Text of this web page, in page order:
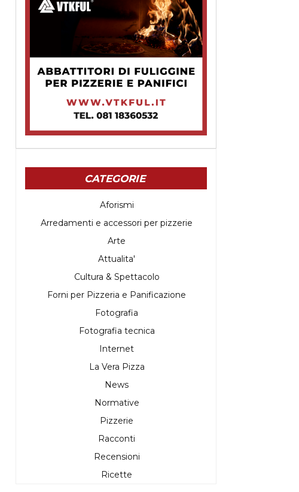
CATEGORIE
Aforismi
Arredamenti e accessori per pizzerie
Arte
Attualita'
Cultura & Spettacolo
Forni per Pizzeria e Panificazione
Fotografia
Fotografia tecnica
Internet
La Vera Pizza
News
Normative
Pizzerie
Racconti
Recensioni
Ricette